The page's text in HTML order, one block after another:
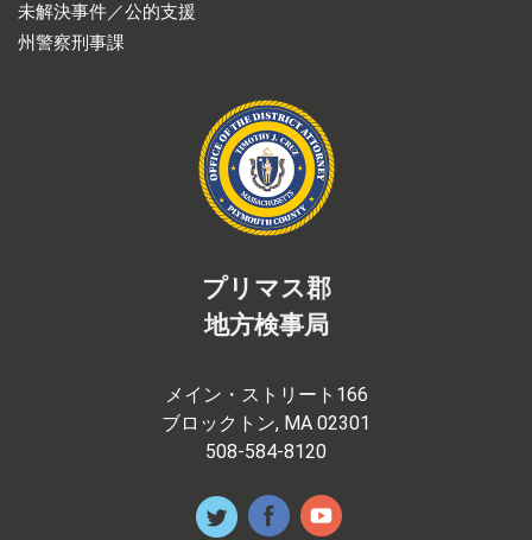
未解決事件／公的支援
州警察刑事課
プリマス郡
地方検事局
メイン・ストリート166
ブロックトン, MA 02301
508-584-8120